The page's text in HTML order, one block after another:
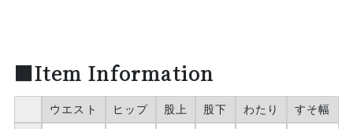
■Item Information
ウエスト ヒップ 股上 股下 わたり すそ幅